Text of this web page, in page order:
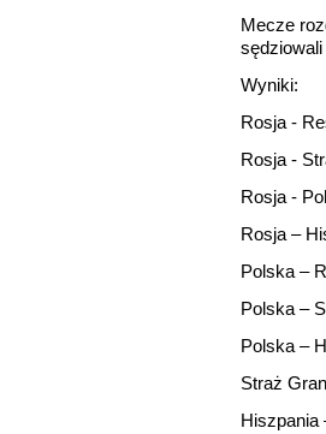
Mecze
sędziowali
Wyniki:
Rosja -
Rosja -
Rosja -
Rosja –
Polska –
Polska –
Polska –
Straż
Hiszpania